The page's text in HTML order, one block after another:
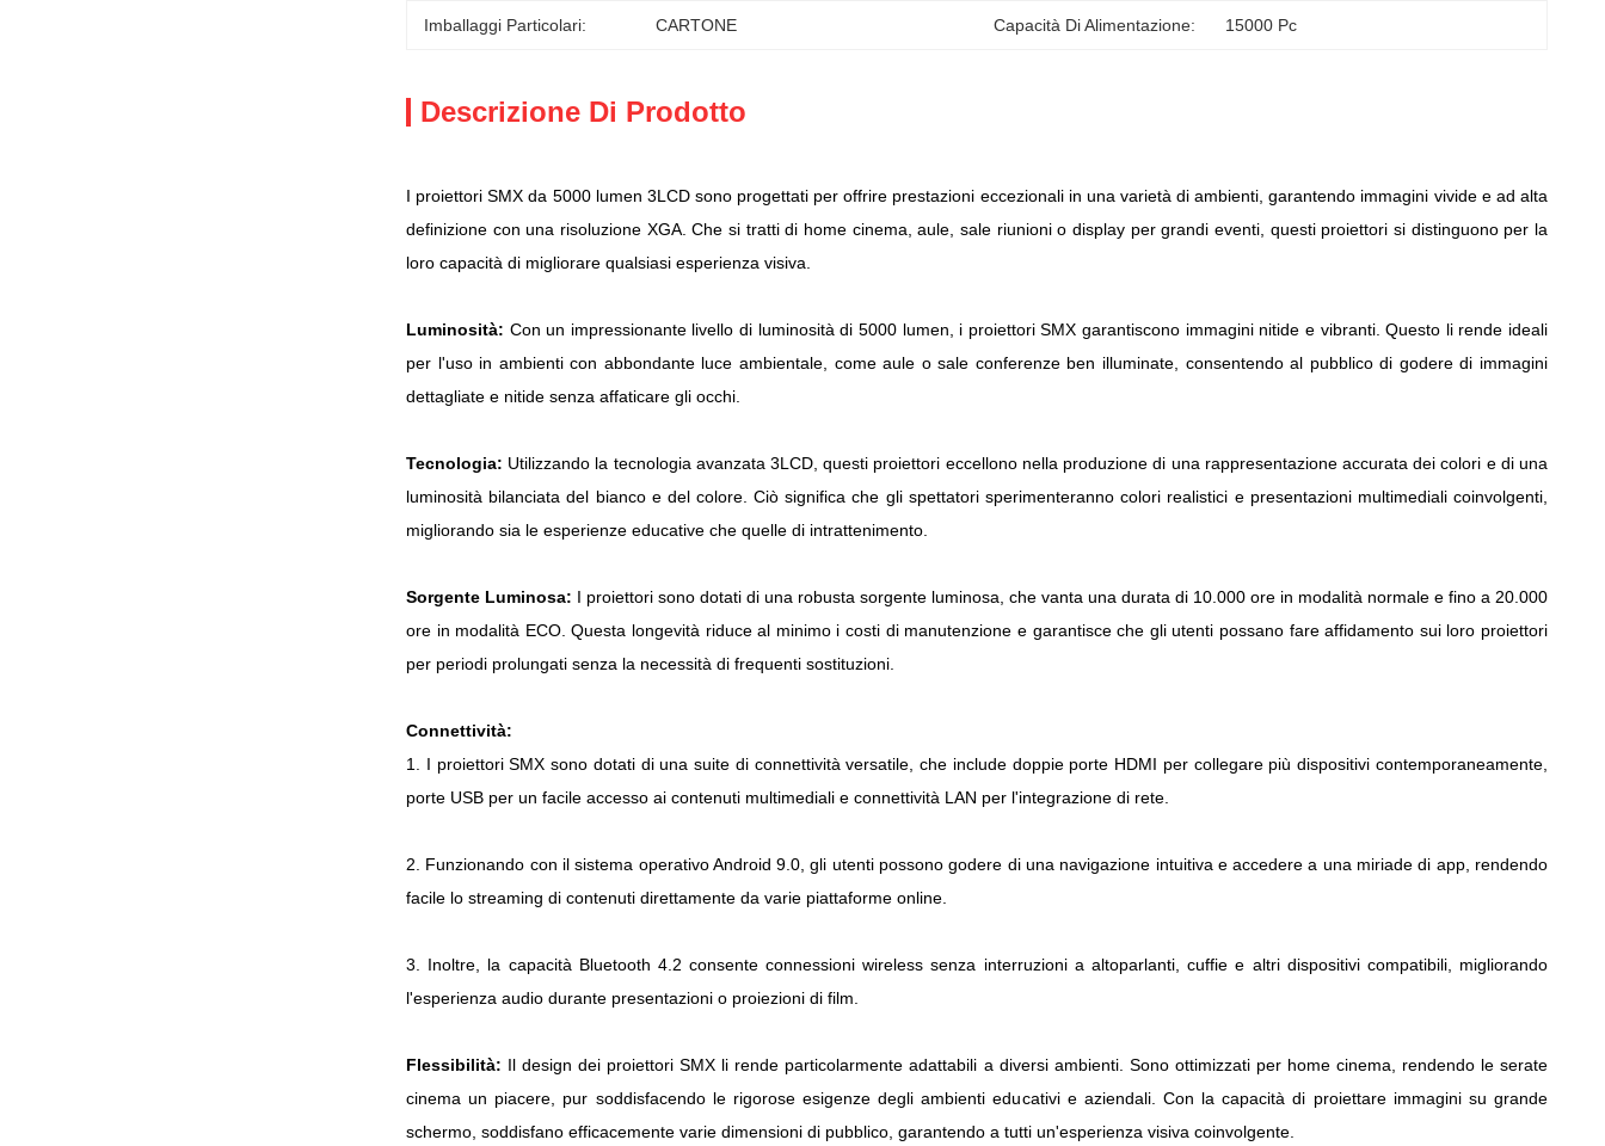
Imballaggi Particolari: CARTONE Capacità Di Alimentazione: 15000 Pc
Descrizione Di Prodotto
I proiettori SMX da 5000 lumen 3LCD sono progettati per offrire prestazioni eccezionali in una varietà di ambienti, garantendo immagini vivide e ad alta
definizione con una risoluzione XGA. Che si tratti di home cinema, aule, sale riunioni o display per grandi eventi, questi proiettori si distinguono per la
loro capacità di migliorare qualsiasi esperienza visiva.
Luminosità: Con un impressionante livello di luminosità di 5000 lumen, i proiettori SMX garantiscono immagini nitide e vibranti. Questo li rende ideali
per l'uso in ambienti con abbondante luce ambientale, come aule o sale conferenze ben illuminate, consentendo al pubblico di godere di immagini
dettagliate e nitide senza affaticare gli occhi.
Tecnologia: Utilizzando la tecnologia avanzata 3LCD, questi proiettori eccellono nella produzione di una rappresentazione accurata dei colori e di una
luminosità bilanciata del bianco e del colore. Ciò significa che gli spettatori sperimenteranno colori realistici e presentazioni multimediali coinvolgenti,
migliorando sia le esperienze educative che quelle di intrattenimento.
Sorgente Luminosa: I proiettori sono dotati di una robusta sorgente luminosa, che vanta una durata di 10.000 ore in modalità normale e fino a 20.000
ore in modalità ECO. Questa longevità riduce al minimo i costi di manutenzione e garantisce che gli utenti possano fare affidamento sui loro proiettori
per periodi prolungati senza la necessità di frequenti sostituzioni.
Connettività:
1. I proiettori SMX sono dotati di una suite di connettività versatile, che include doppie porte HDMI per collegare più dispositivi contemporaneamente,
porte USB per un facile accesso ai contenuti multimediali e connettività LAN per l'integrazione di rete.
2. Funzionando con il sistema operativo Android 9.0, gli utenti possono godere di una navigazione intuitiva e accedere a una miriade di app, rendendo
facile lo streaming di contenuti direttamente da varie piattaforme online.
3. Inoltre, la capacità Bluetooth 4.2 consente connessioni wireless senza interruzioni a altoparlanti, cuffie e altri dispositivi compatibili, migliorando
l'esperienza audio durante presentazioni o proiezioni di film.
Flessibilità: Il design dei proiettori SMX li rende particolarmente adattabili a diversi ambienti. Sono ottimizzati per home cinema, rendendo le serate
cinema un piacere, pur soddisfacendo le rigorose esigenze degli ambienti educativi e aziendali. Con la capacità di proiettare immagini su grande
schermo, soddisfano efficacemente varie dimensioni di pubblico, garantendo a tutti un'esperienza visiva coinvolgente.